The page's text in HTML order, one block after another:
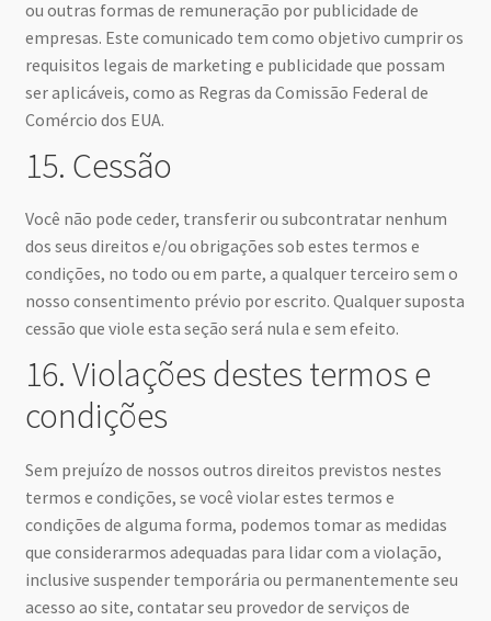
ou outras formas de remuneração por publicidade de
empresas. Este comunicado tem como objetivo cumprir os
requisitos legais de marketing e publicidade que possam
ser aplicáveis, como as Regras da Comissão Federal de
Comércio dos EUA.
15. Cessão
Você não pode ceder, transferir ou subcontratar nenhum
dos seus direitos e/ou obrigações sob estes termos e
condições, no todo ou em parte, a qualquer terceiro sem o
nosso consentimento prévio por escrito. Qualquer suposta
cessão que viole esta seção será nula e sem efeito.
16. Violações destes termos e
condições
Sem prejuízo de nossos outros direitos previstos nestes
termos e condições, se você violar estes termos e
condições de alguma forma, podemos tomar as medidas
que considerarmos adequadas para lidar com a violação,
inclusive suspender temporária ou permanentemente seu
acesso ao site, contatar seu provedor de serviços de